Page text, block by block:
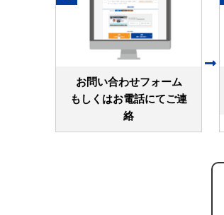
お問い合わせフォーム
もしくはお電話にてご連
絡